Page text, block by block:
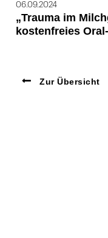
06.09.2024
„Trauma im
kostenfreies
Zur Übersicht